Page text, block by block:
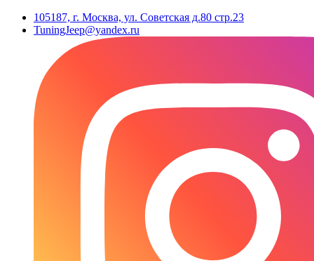
105187, г. Москва, ул. Советская д.80 стр.23
TuningJeep@yandex.ru